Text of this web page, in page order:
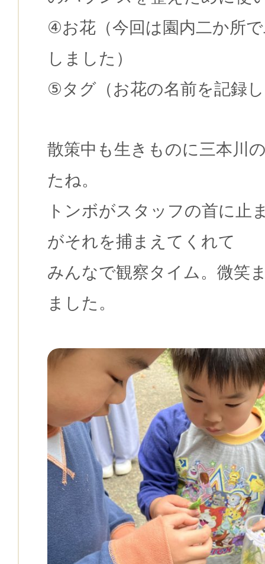
④お花（今回は園内二か所
しました）
⑤タグ（お花の名前を記録
散策中も生きものに三本川
たね。
トンボがスタッフの首に止
がそれを捕まえてくれて
みんなで観察タイム。微笑
ました。